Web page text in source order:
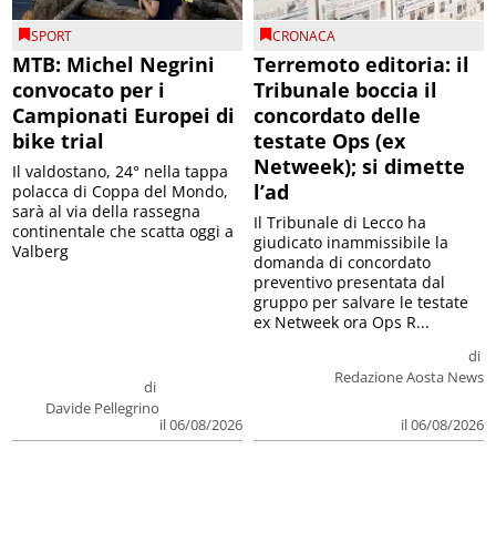
SPORT
MTB: Michel Negrini
convocato per i
Campionati Europei di
bike trial
di
Davide Pellegrino
il 06/08/2026
Il valdostano, 24° nella tappa
polacca di Coppa del Mondo,
sarà al via della rassegna
continentale che scatta oggi a
Valberg
CRONACA
Terremoto editoria: il
Tribunale boccia il
concordato delle
testate Ops (ex
Netweek); si dimette
l’ad
di
Redazione Aosta News
il 06/08/2026
Il Tribunale di Lecco ha
giudicato inammissibile la
domanda di concordato
preventivo presentata dal
gruppo per salvare le testate
ex Netweek ora Ops R...